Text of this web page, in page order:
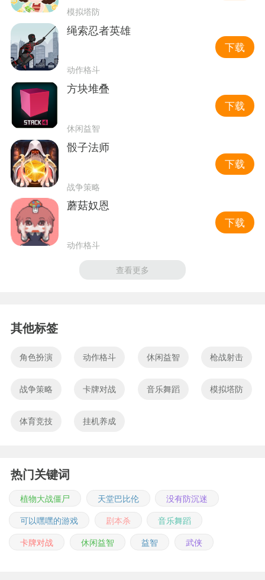
模拟塔防
绳索忍者英雄
动作格斗
下载
方块堆叠
休闲益智
下载
骰子法师
战争策略
下载
蘑菇奴恩
动作格斗
下载
查看更多
其他标签
角色扮演 动作格斗 休闲益智 枪战射击
战争策略 卡牌对战 音乐舞蹈 模拟塔防
体育竞技 挂机养成
热门关键词
植物大战僵尸 天堂巴比伦
没有防沉迷
可以嘿嘿的游戏
剧本杀
音乐舞蹈
卡牌对战
休闲益智 益智 武侠